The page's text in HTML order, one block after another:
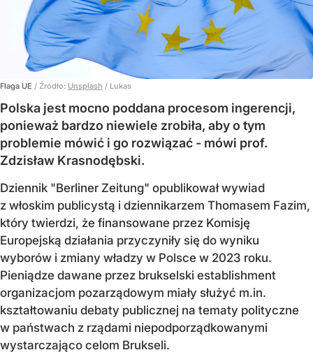
Flaga UE / Źródło: Unsplash / Lukas
Polska jest mocno poddana procesom ingerencji,
ponieważ bardzo niewiele zrobiła, aby o tym
problemie mówić i go rozwiązać - mówi prof.
Zdzisław Krasnodębski.
Dziennik "Berliner Zeitung" opublikował wywiad
z włoskim publicystą i dziennikarzem Thomasem Fazim,
który twierdzi, że finansowane przez Komisję
Europejską działania przyczyniły się do wyniku
wyborów i zmiany władzy w Polsce w 2023 roku.
Pieniądze dawane przez brukselski establishment
organizacjom pozarządowym miały służyć m.in.
kształtowaniu debaty publicznej na tematy polityczne
w państwach z rządami niepodporządkowanymi
wystarczająco celom Brukseli.